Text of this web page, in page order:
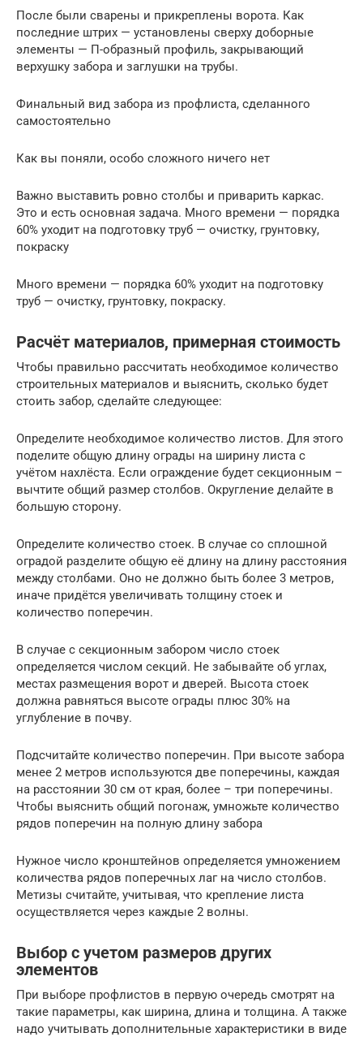
После были сварены и прикреплены ворота. Как
последние штрих — установлены сверху доборные
элементы — П-образный профиль, закрывающий
верхушку забора и заглушки на трубы.
Финальный вид забора из профлиста, сделанного
самостоятельно
Как вы поняли, особо сложного ничего нет
Важно выставить ровно столбы и приварить каркас.
Это и есть основная задача. Много времени — порядка
60% уходит на подготовку труб — очистку, грунтовку,
покраску
Много времени — порядка 60% уходит на подготовку
труб — очистку, грунтовку, покраску.
Расчёт материалов, примерная стоимость
Чтобы правильно рассчитать необходимое количество
строительных материалов и выяснить, сколько будет
стоить забор, сделайте следующее:
Определите необходимое количество листов. Для этого
поделите общую длину ограды на ширину листа с
учётом нахлёста. Если ограждение будет секционным –
вычтите общий размер столбов. Округление делайте в
большую сторону.
Определите количество стоек. В случае со сплошной
оградой разделите общую её длину на длину расстояния
между столбами. Оно не должно быть более 3 метров,
иначе придётся увеличивать толщину стоек и
количество поперечин.
В случае с секционным забором число стоек
определяется числом секций. Не забывайте об углах,
местах размещения ворот и дверей. Высота стоек
должна равняться высоте ограды плюс 30% на
углубление в почву.
Подсчитайте количество поперечин. При высоте забора
менее 2 метров используются две поперечины, каждая
на расстоянии 30 см от края, более – три поперечины.
Чтобы выяснить общий погонаж, умножьте количество
рядов поперечин на полную длину забора
Нужное число кронштейнов определяется умножением
количества рядов поперечных лаг на число столбов.
Метизы считайте, учитывая, что крепление листа
осуществляется через каждые 2 волны.
Выбор с учетом размеров других
элементов
При выборе профлистов в первую очередь смотрят на
такие параметры, как ширина, длина и толщина. А также
надо учитывать дополнительные характеристики в виде